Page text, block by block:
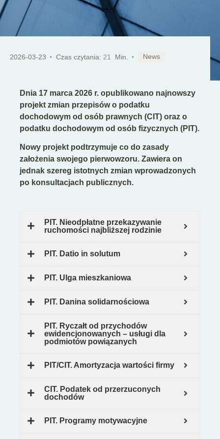
2026-03-23 Czas czytania: 21 Min. News
Dnia 17 marca 2026 r. opublikowano najnowszy
projekt zmian przepisów o podatku
dochodowym od osób prawnych (CIT) oraz o
podatku dochodowym od osób fizycznych (PIT).
Nowy projekt podtrzymuje co do zasady
założenia swojego pierwowzoru. Zawiera on
jednak szereg istotnych zmian wprowadzonych
po konsultacjach publicznych.
PIT. Nieodpłatne przekazywanie
ruchomości najbliższej rodzinie
PIT. Datio in solutum
PIT. Ulga mieszkaniowa
PIT. Danina solidarnościowa
PIT. Ryczałt od przychodów
ewidencjonowanych – usługi dla
podmiotów powiązanych
PIT/CIT. Amortyzacja wartości firmy
CIT. Podatek od przerzuconych
dochodów
PIT. Programy motywacyjne